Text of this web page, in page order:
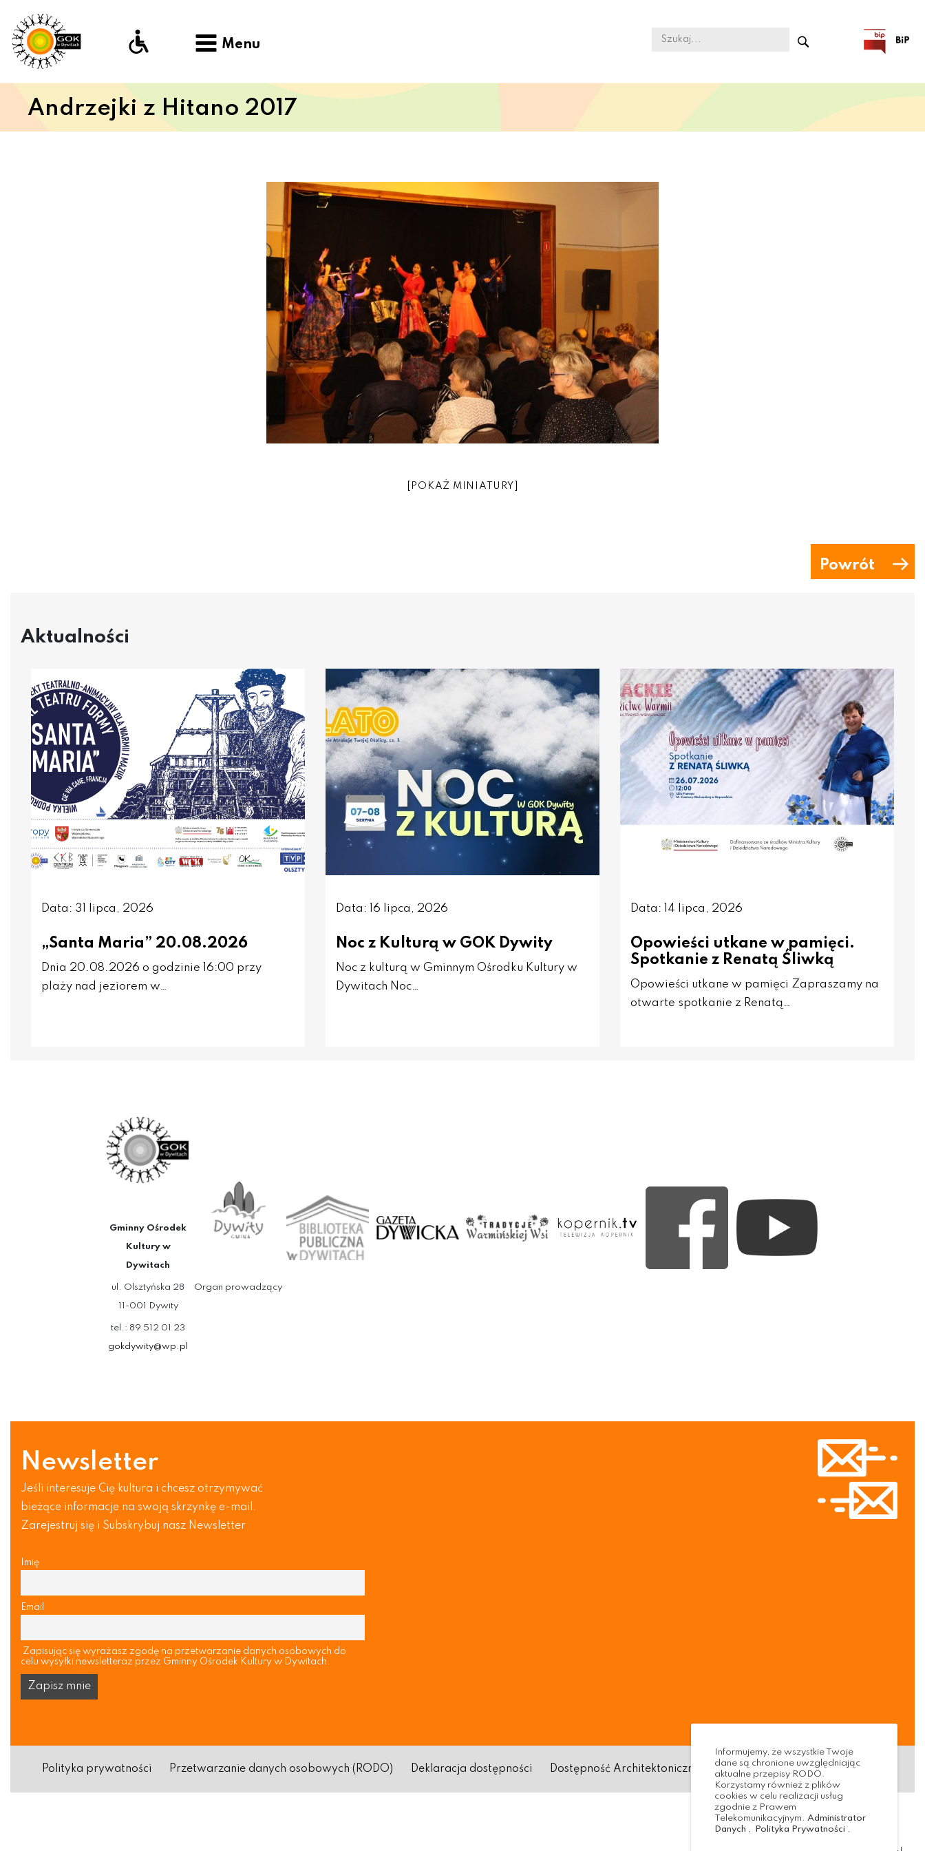
Menu
Andrzejki z Hitano 2017
[POKAŻ MINIATURY]
Powrót
Aktualności
Data: 31 lipca, 2026
„Santa Maria” 20.08.2026
Dnia 20.08.2026 o godzinie 16:00 przy
plaży nad jeziorem w…
Data: 16 lipca, 2026
Noc z Kulturą w GOK Dywity
Noc z kulturą w Gminnym Ośrodku Kultury w
Dywitach Noc…
Data: 14 lipca, 2026
Opowieści utkane w pamięci.
Spotkanie z Renatą Śliwką
Opowieści utkane w pamięci Zapraszamy na
otwarte spotkanie z Renatą…
Gminny Ośrodek
Kultury w
Dywitach
ul. Olsztyńska 28
11-001 Dywity
tel.: 89 512 01 23
gokdywity@wp.pl
Organ prowadzący
Newsletter
Jeśli interesuje Cię kultura i chcesz otrzymywać
bieżące informacje na swoją skrzynkę e-mail.
Zarejestruj się i Subskrybuj nasz Newsletter
Imię
Email
Zapisując się wyrażasz zgodę na przetwarzanie danych osobowych do
celu wysyłki newsletteraz przez Gminny Ośrodek Kultury w Dywitach.
Polityka prywatności Przetwarzanie danych osobowych (RODO) Deklaracja dostępności Dostępność Architektoniczna Standardy ochrony małoletnich
Informujemy, że wszystkie Twoje
dane są chronione uwzględniając
aktualne przepisy RODO.
Korzystamy również z plików
cookies w celu realizacji usług
zgodnie z Prawem
Telekomunikacyjnym. Administrator
Danych , Polityka Prywatności .